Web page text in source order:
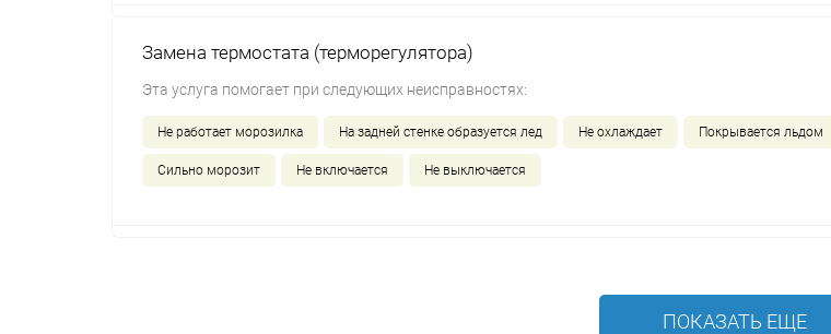
Замена термостата (терморегулятора)
Эта услуга помогает при следующих неисправностях:
Не работает морозилка На задней стенке образуется лед Не охлаждает Покрывается льдом
Сильно морозит Не включается Не выключается
ПОКАЗАТЬ ЕЩЕ